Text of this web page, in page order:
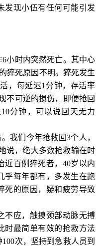
发现小伍有任何可能引发
小时内突然死亡。其中心
猝死原因不明。猝死发生
，每延迟1分钟，存活率
不可逆的损伤，即便抢回
分钟，可以说回天无力
我们今年抢救回3个人，
说，绝大多数抢救输在时
近百例猝死者，40岁以内
乎每年都有，多发生在跑
死的原因，疑和疲劳导致
不应，触摸颈部动脉无搏
时最简单有效的抢救方法
次，坚持到急救人员到